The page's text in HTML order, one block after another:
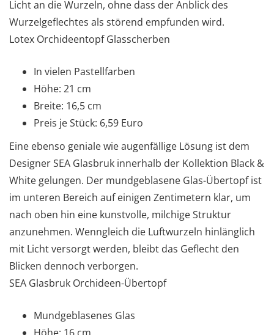
Licht an die Wurzeln, ohne dass der Anblick des
Wurzelgeflechtes als störend empfunden wird.
Lotex Orchideentopf Glasscherben
In vielen Pastellfarben
Höhe: 21 cm
Breite: 16,5 cm
Preis je Stück: 6,59 Euro
Eine ebenso geniale wie augenfällige Lösung ist dem
Designer SEA Glasbruk innerhalb der Kollektion Black &
White gelungen. Der mundgeblasene Glas-Übertopf ist
im unteren Bereich auf einigen Zentimetern klar, um
nach oben hin eine kunstvolle, milchige Struktur
anzunehmen. Wenngleich die Luftwurzeln hinlänglich
mit Licht versorgt werden, bleibt das Geflecht den
Blicken dennoch verborgen.
SEA Glasbruk Orchideen-Übertopf
Mundgeblasenes Glas